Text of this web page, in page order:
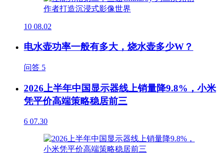
10 08.02
电水壶功率一般有多大，烧水壶多少W？
问答 5
2026上半年中国显示器线上销量降9.8%，小米
凭平价高端策略稳居前三
6 07.30